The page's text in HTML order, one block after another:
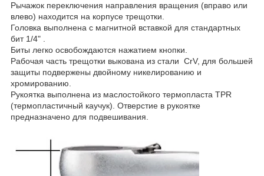
Рычажок переключения направления вращения (вправо или
влево) находится на корпусе трещотки.
Головка выполнена с магнитной вставкой для стандартных
бит 1/4" .
Биты легко освобождаются нажатием кнопки.
Рабочая часть трещотки выкована из стали CrV, для большей
защиты подвержены двойному никелированию и
хромированию.
Рукоятка выполнена из маслостойкого термопласта TPR
(термопластичный каучук). Отверстие в рукоятке
предназначено для подвешивания.